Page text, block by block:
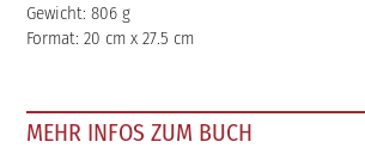
Gewicht: 806 g
Format: 20 cm x 27.5 cm
MEHR INFOS ZUM BUCH